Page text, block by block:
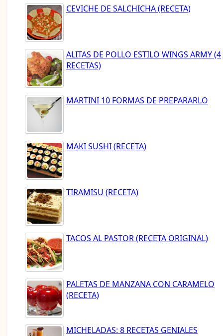
CEVICHE DE SALCHICHA (RECETA)
ALITAS DE POLLO ESTILO WINGS ARMY (4
RECETAS)
MARTINI 10 FORMAS DE PREPARARLO
MAKI SUSHI (RECETA)
TIRAMISU (RECETA)
TACOS AL PASTOR (RECETA ORIGINAL)
PALETAS DE MANZANA CON CARAMELO
(RECETA)
MICHELADAS: 8 RECETAS GENIALES